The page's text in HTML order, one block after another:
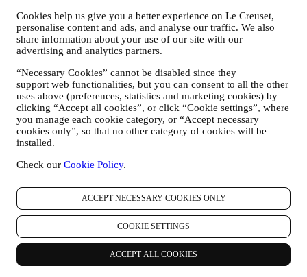
Cookies help us give you a better experience on Le Creuset,
personalise content and ads, and analyse our traffic. We also
share information about your use of our site with our
advertising and analytics partners.
“Necessary Cookies” cannot be disabled since they
support web functionalities, but you can consent to all the other
uses above (preferences, statistics and marketing cookies) by
clicking “Accept all cookies”, or click “Cookie settings”, where
you manage each cookie category, or “Accept necessary
cookies only”, so that no other category of cookies will be
installed.
Check our Cookie Policy.
ACCEPT NECESSARY COOKIES ONLY
COOKIE SETTINGS
ACCEPT ALL COOKIES
din interaksjon med oss på sosiale medier, hvilke sider på
nettstedet vårt du besøker og hvilket innhold blant tilbudene
våre du leser. Vi gjør dette hovedsakelig gjennom
informasjonskapsler og tilsvarende teknologi. Vi vil bruke
disse opplysningene til å administrere vår annonsering på
andre nettsteder, gi tilgang til spesifikt innhold, skreddersy
innholdet eller de tilbudene du ser på nettstedet eller, hvis du
har samtykket til å abonnere på nyhetsbrevet vårt, å sende deg
relevante meldinger som vi tror du kan være interessert i.
Opplysningene om deg vil ikke brukes til andre formål.
Bruken av informasjonskapsler er avhengig av samtykke fra
til å gi deg interessebaserte annonser, innhold eller meldinger,
handlinger ved å velge dine innstillinger for
informasjonskapsler (men husk at enkelte informasjonskapsler
er nødvendige for å kunne bruke nettstedet). Vennligst merk
deg at dette ikke fratar deg muligheten til å få tilsendt
annonser, tilbud eller meldinger. Du vil fortsatt motta
generiske annonser, tilbud eller meldinger. For mer
informasjon om hvordan vi bruker informasjonskapsler og